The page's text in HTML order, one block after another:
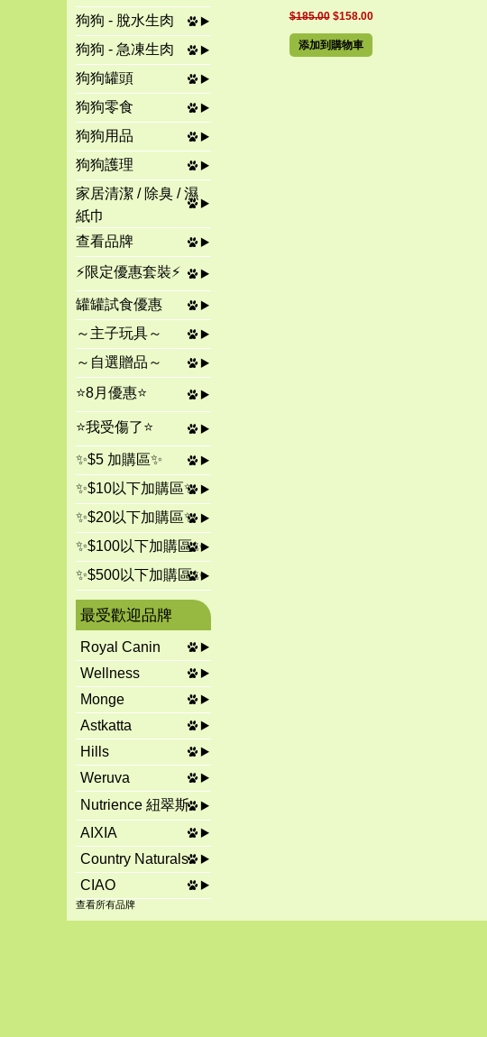
狗狗 - 脫水生肉
狗狗 - 急凍生肉
狗狗罐頭
狗狗零食
狗狗用品
狗狗護理
家居清潔 / 除臭 / 濕
紙巾
查看品牌
⚡限定優惠套裝⚡
罐罐試食優惠
～主子玩具～
～自選贈品～
⭐8月優惠⭐
⭐我受傷了⭐
✨$5 加購區✨
✨$10以下加購區✨
✨$20以下加購區✨
✨$100以下加購區✨
✨$500以下加購區✨
最受歡迎品牌
Royal Canin
Wellness
Monge
Astkatta
Hills
Weruva
Nutrience 紐翠斯
AIXIA
Country Naturals
CIAO
查看所有品牌
$185.00 $158.00
添加到購物車